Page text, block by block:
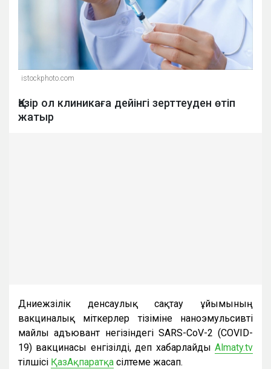
istockphoto.com
Қазір ол клиникаға дейінгі зерттеуден өтіп
жатыр
Дүниежүзілік денсаулық сақтау ұйымының
вакциналық үміткерлер тізіміне наноэмульсивті
майлы адъювант негізіндегі SARS-CoV-2 (COVID-
19) вакцинасы енгізілді, деп хабарлайды Almaty.tv
тілшісі ҚазАқпаратқа сілтеме жасап.